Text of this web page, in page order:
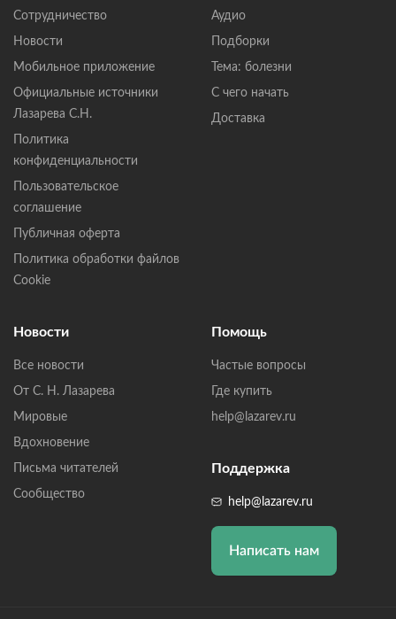
Сотрудничество
Новости
Мобильное приложение
Официальные источники
Лазарева С.Н.
Политика
конфиденциальности
Пользовательское
соглашение
Публичная оферта
Политика обработки файлов
Cookie
Аудио
Подборки
Тема: болезни
С чего начать
Доставка
Новости
Все новости
От С. Н. Лазарева
Мировые
Вдохновение
Письма читателей
Сообщество
Помощь
Частые вопросы
Где купить
help@lazarev.ru
Поддержка
help@lazarev.ru
Написать нам